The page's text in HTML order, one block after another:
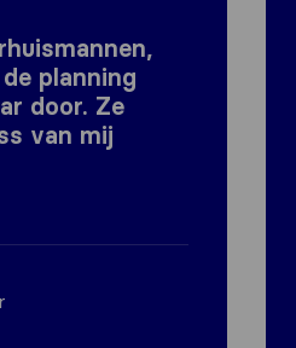
planning
door. Ze
van mij